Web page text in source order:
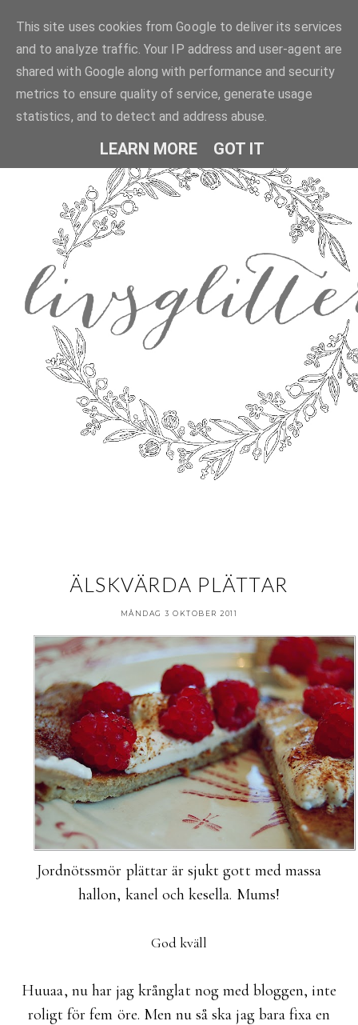
ÄLSKVÄRDA PLÄTTAR
MÅNDAG 3 OKTOBER 2011
Jordnötssmör plättar är sjukt gott med massa
hallon, kanel och kesella. Mums!
God kväll
Huuaa, nu har jag krånglat nog med bloggen, inte
roligt för fem öre. Men nu så ska jag bara fixa en
This site uses cookies from Google to deliver its services
and to analyze traffic. Your IP address and user-agent are
shared with Google along with performance and security
metrics to ensure quality of service, generate usage
statistics, and to detect and address abuse.
LEARN MORE GOT IT